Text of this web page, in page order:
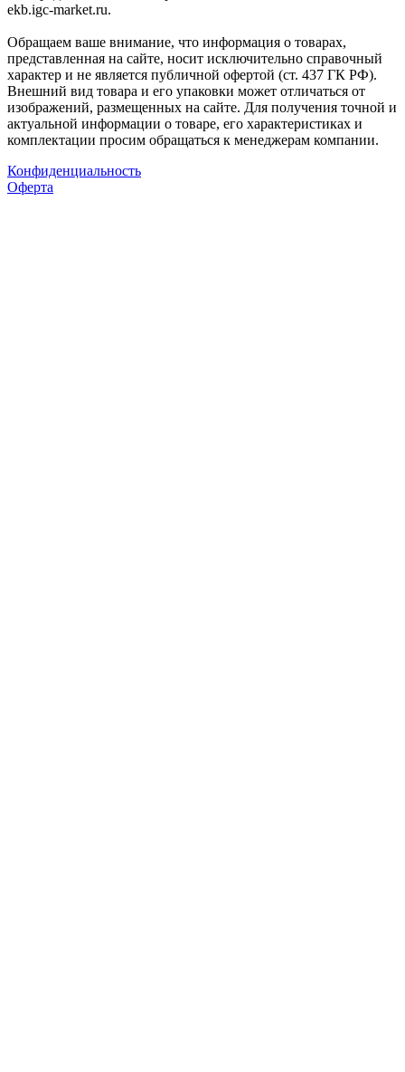
ekb.igc-market.ru.
Обращаем ваше внимание, что информация о товарах,
представленная на сайте, носит исключительно справочный
характер и не является публичной офертой (ст. 437 ГК РФ).
Внешний вид товара и его упаковки может отличаться от
изображений, размещенных на сайте. Для получения точной и
актуальной информации о товаре, его характеристиках и
комплектации просим обращаться к менеджерам компании.
Конфиденциальность
Оферта